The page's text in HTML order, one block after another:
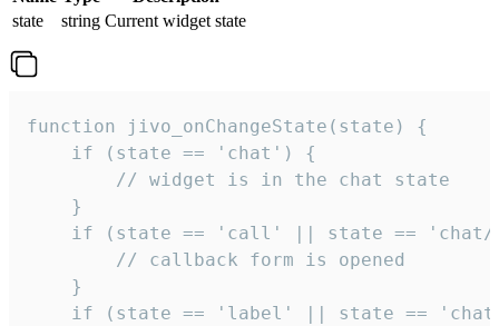
state
string Current widget state
function jivo_onChangeState(state) {
    if (state == 'chat') {
        // widget is in the chat state
    }
if (state == 'call' || state ==
        // callback form is opened
    }
if (state == 'label' || state ==